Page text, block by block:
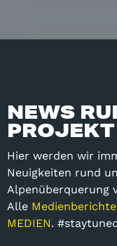
NEWS
PROJEKT
Hier werden wir
Neuigkeiten rund
Alpenüberquerung
Alle Medienberichte
MEDIEN.